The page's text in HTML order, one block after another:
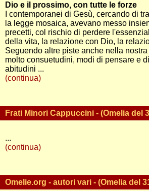
Dio e il prossimo, con tutte le forze
I contemporanei di Gesù, cercando di
la legge mosaica, avevano messo
precetti, col rischio di perdere
della vita, la relazione con Dio, la
Seguendo altre piste anche nella
molto consuetudini, modi di pensare e
abitudini ...
(continua)
Frati Minori Cappuccini - (Omelia del
...
(continua)
Omelie.org - autori vari - (Omelia del